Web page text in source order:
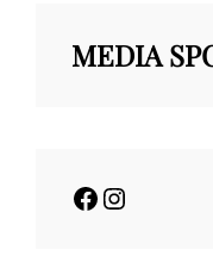
MEDIA
Facebook
Instagram